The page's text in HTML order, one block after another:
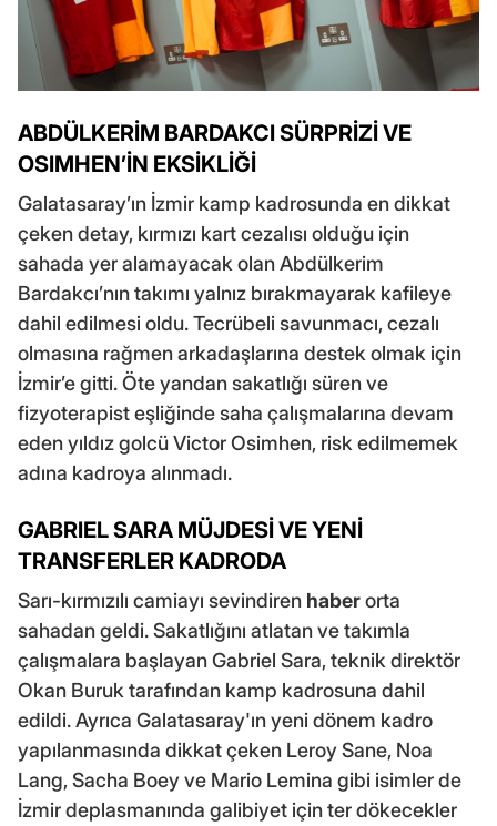
ABDÜLKERİM BARDAKCI SÜRPRİZİ VE
OSIMHEN’İN EKSİKLİĞİ
Galatasaray’ın İzmir kamp kadrosunda en dikkat
çeken detay, kırmızı kart cezalısı olduğu için
sahada yer alamayacak olan Abdülkerim
Bardakcı’nın takımı yalnız bırakmayarak kafileye
dahil edilmesi oldu. Tecrübeli savunmacı, cezalı
olmasına rağmen arkadaşlarına destek olmak için
İzmir’e gitti. Öte yandan sakatlığı süren ve
fizyoterapist eşliğinde saha çalışmalarına devam
eden yıldız golcü Victor Osimhen, risk edilmemek
adına kadroya alınmadı.
GABRIEL SARA MÜJDESİ VE YENİ
TRANSFERLER KADRODA
Sarı-kırmızılı camiayı sevindiren haberorta
sahadan geldi. Sakatlığını atlatan ve takımla
çalışmalara başlayan Gabriel Sara, teknik direktör
Okan Buruk tarafından kamp kadrosuna dahil
edildi. Ayrıca Galatasaray'ın yeni dönem kadro
yapılanmasında dikkat çeken Leroy Sane, Noa
Lang, Sacha Boey ve Mario Lemina gibi isimler de
İzmir deplasmanında galibiyet için ter dökecekler